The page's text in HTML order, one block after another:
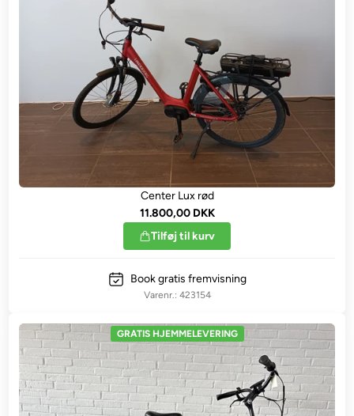
Center Lux rød
11.800,00 DKK
Tilføj til kurv
Book gratis fremvisning
423154
GRATIS HJEMMELEVERING